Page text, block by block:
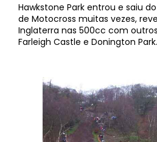
Hawkstone Park entrou e saiu
de Motocross muitas vezes,
Inglaterra nas 500cc com
Farleigh Castle e Donington Park.